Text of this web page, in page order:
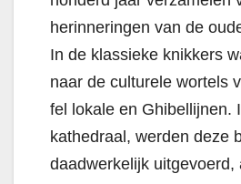
herinneringen van de
In de klassieke knikkers
naar de culturele wortels
fel lokale en Ghibellijnen.
kathedraal, werden deze
daadwerkelijk uitgevoerd,